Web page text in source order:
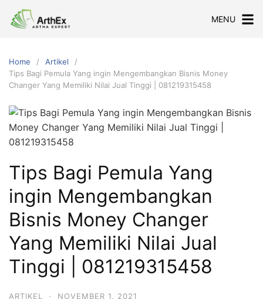
MENU
Home
Artikel
Tips Bagi Pemula Yang ingin Mengembangkan Bisnis Money
Changer Yang Memiliki Nilai Jual Tinggi | 081219315458
Tips Bagi Pemula Yang
ingin Mengembangkan
Bisnis Money Changer
Yang Memiliki Nilai Jual
Tinggi | 081219315458
ARTIKEL · NOVEMBER 1, 2021